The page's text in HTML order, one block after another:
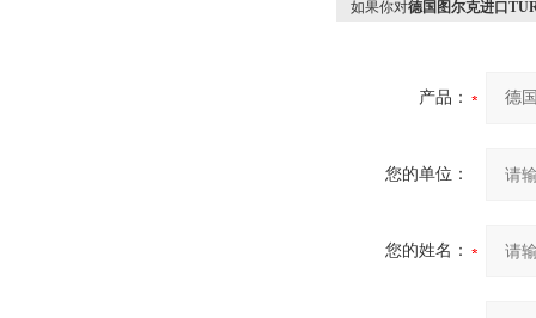
如果你对德国图尔克进口
产品：
您的单位：
您的姓名：